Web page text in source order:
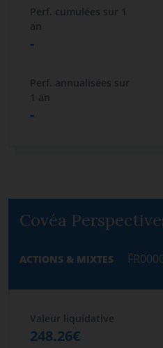
Perf. cumulées sur 1
an
-
Perf. annualisées sur
1 an
-
Covéa
ACTIONS & MIXTES
Valeur liquidative
248.26€